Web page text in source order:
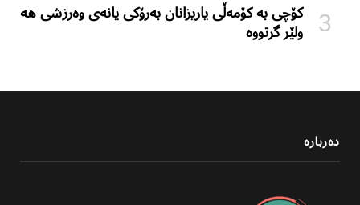
کۆچی بە کۆمەڵی یاریزانان بەرۆکی یانەی وەرزشی هە
ولێر گرتووە
دەربارە